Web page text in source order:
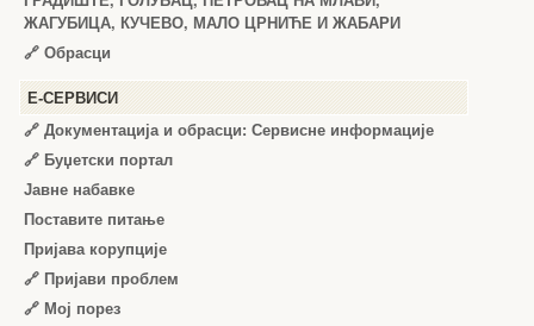
ЖАГУБИЦА, КУЧЕВО, МАЛО ЦРНИЋЕ И ЖАБАРИ
🔗 Обрасци
Е-СЕРВИСИ
🔗 Документација и обрасци: Сервисне информације
🔗 Буџетски портал
Јавне набавке
Поставите питање
Пријава корупције
🔗 Пријави проблем
🔗 Мој порез